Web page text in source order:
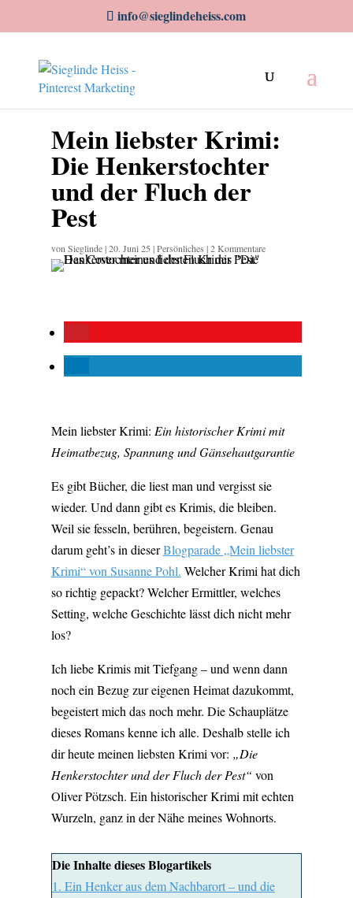
info@sieglindeheiss.com
Mein liebster Krimi:
Die Henkerstochter
und der Fluch der
Pest
von Sieglinde|20. Juni 25 |Persönliches |2 Kommentare
Mein liebster Krimi: Ein historischer Krimi mit
Heimatbezug, Spannung und Gänsehautgarantie
Es gibt Bücher, die liest man und vergisst sie
wieder. Und dann gibt es Krimis, die bleiben.
Weil sie fesseln, berühren, begeistern. Genau
darum geht’s in dieserBlogparade „Mein liebster
Krimi“ von Susanne Pohl. Welcher Krimi hat dich
so richtig gepackt? Welcher Ermittler, welches
Setting, welche Geschichte lässt dich nicht mehr
los?
Ich liebe Krimis mit Tiefgang – und wenn dann
noch ein Bezug zur eigenen Heimat dazukommt,
begeistert mich das noch mehr. Die Schauplätze
dieses Romans kenne ich alle. Deshalb stelle ich
dir heute meinen liebsten Krimi vor: „Die
Henkerstochter und der Fluch der Pest“ von
Oliver Pötzsch. Ein historischer Krimi mit echten
Wurzeln, ganz in der Nähe meines Wohnorts.
Die Inhalte dieses Blogartikels
1. Ein Henker aus dem Nachbarort – und die